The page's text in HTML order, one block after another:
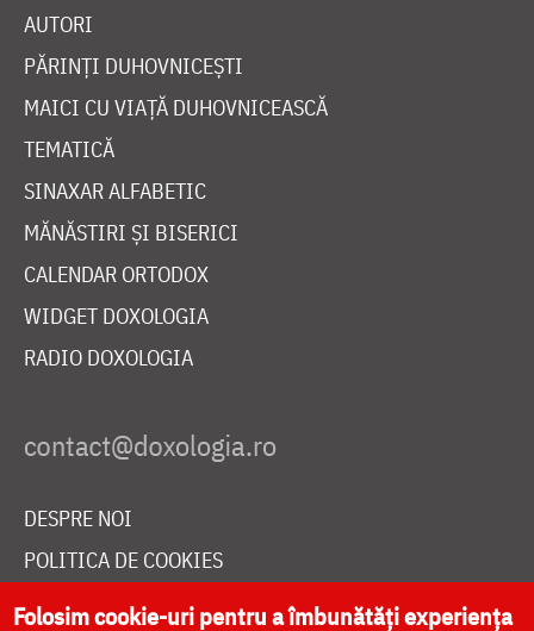
AUTORI
PĂRINȚI DUHOVNICEȘTI
MAICI CU VIAȚĂ DUHOVNICEASCĂ
TEMATICĂ
SINAXAR ALFABETIC
MĂNĂSTIRI ȘI BISERICI
CALENDAR ORTODOX
WIDGET DOXOLOGIA
RADIO DOXOLOGIA
DESPRE NOI
POLITICA DE COOKIES
DONEAZĂ ONLINE PENTRU CATEDRALA NAȚIONALĂ
Folosim cookie-uri pentru a îmbunătăți experiența